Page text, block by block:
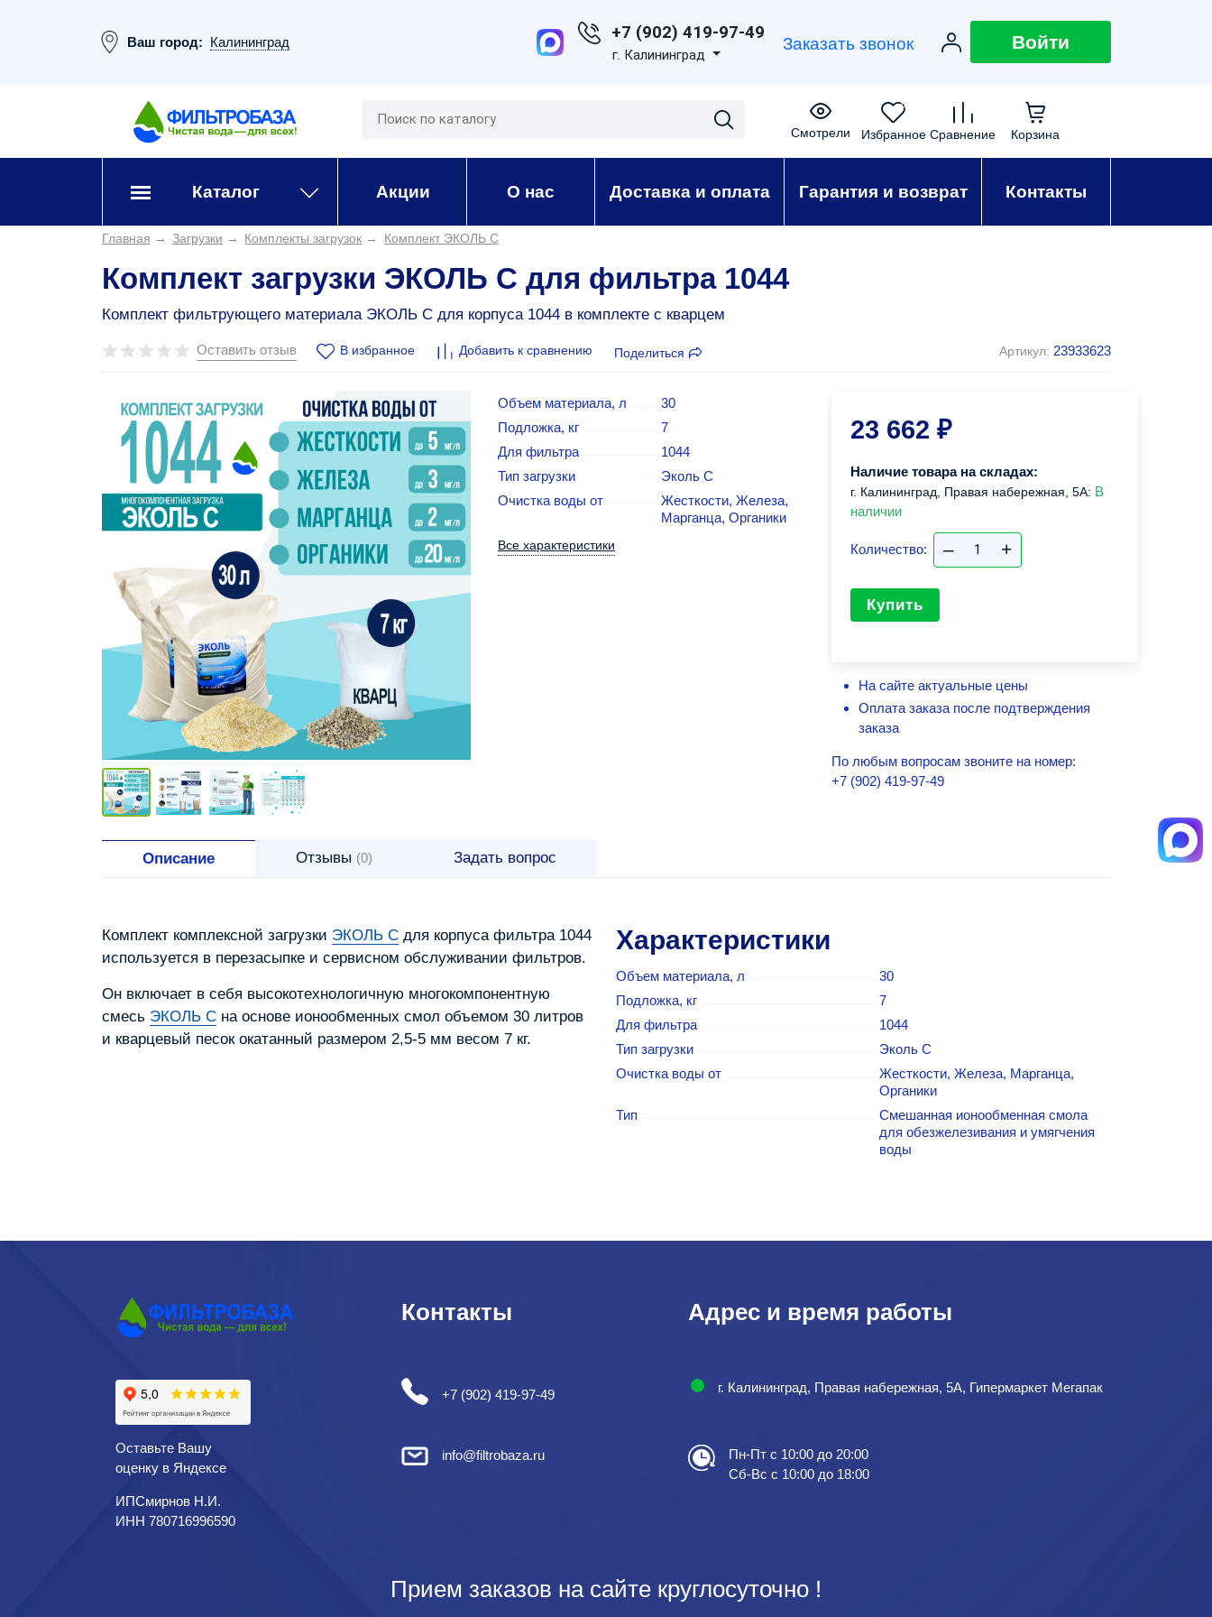
Ваш город: Калининград +7 (902) 419-97-49
г. Калининград
Заказать звонок Войти
Смотрели
0
Избранное Сравнение
0
Корзина
Каталог Акции О нас Доставка и оплата Гарантия и возврат Контакты
Главная → Загрузки → Комплекты загрузок → Комплект ЭКОЛЬ С
Комплект загрузки ЭКОЛЬ С для фильтра 1044
Комплект фильтрующего материала ЭКОЛЬ C для корпуса 1044 в комплекте с кварцем
Оставить отзыв В избранное Добавить к сравнению Поделиться Артикул: 23933623
Объем материала, л
30
Подложка, кг
7
Для фильтра
1044
Тип загрузки
Эколь С
Очистка воды от
Жесткости, Железа,
Марганца, Органики
Все характеристики
23 662 ₽
Наличие товара на складах:
г. Калининград, Правая набережная, 5А: В
наличии
Количество: – +
Купить
На сайте актуальные цены
Оплата заказа после подтверждения
заказа
По любым вопросам звоните на номер:
+7 (902) 419-97-49
Описание Отзывы (0) Задать вопрос
Комплект комплексной загрузки ЭКОЛЬ Cдля корпуса фильтра 1044
используется в перезасыпке и сервисном обслуживании фильтров.
Он включает в себя высокотехнологичную многокомпонентную
смесь ЭКОЛЬ Cна основе ионообменных смол объемом 30 литров
и кварцевый песок окатанный размером 2,5-5 мм весом 7 кг.
Характеристики
Объем материала, л
30
Подложка, кг
7
Для фильтра
1044
Тип загрузки
Эколь С
Очистка воды от
Жесткости, Железа, Марганца,
Органики
Тип
Cмешанная ионообменная смола
для обезжелезивания и умягчения
воды
Оставьте Вашу
оценку в Яндексе
ИПСмирнов Н.И.
ИНН 780716996590
Контакты
+7 (902) 419-97-49
info@filtrobaza.ru
Адрес и время работы
г. Калининград, Правая набережная, 5А, Гипермаркет Мегапак
Пн-Пт с 10:00 до 20:00
Сб-Вс с 10:00 до 18:00
Прием заказов на сайте круглосуточно !